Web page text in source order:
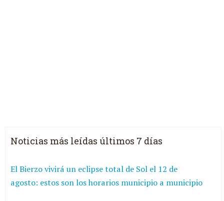
Noticias más leídas últimos 7 días
El Bierzo vivirá un eclipse total de Sol el 12 de
agosto: estos son los horarios municipio a municipio